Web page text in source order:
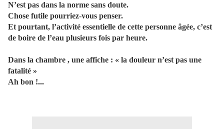
N’est pas dans la norme sans doute.
Chose futile pourriez-vous penser.
Et pourtant, l’activité essentielle de cette personne âgée, c’est
de boire de l’eau plusieurs fois par heure.
Dans la chambre , une affiche : « la douleur n’est pas une
fatalité »
Ah bon !...